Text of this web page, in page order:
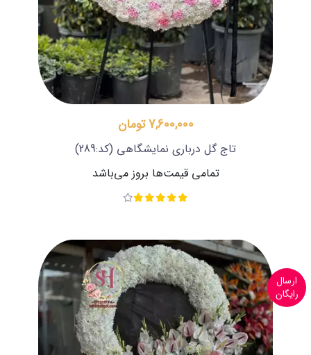
7,600,000 تومان
تاج گل درباری نمایشگاهی (کد:289)
تمامی قیمت‌ها بروز می‌باشد
ارسال
رایگان